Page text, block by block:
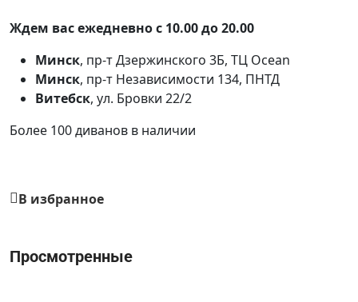
Ждем вас ежедневно с 10.00 до 20.00
Минск, пр-т Дзержинского 3Б, ТЦ Ocean
Минск, пр-т Независимости 134, ПНТД
Витебск, ул. Бровки 22/2
Более 100 диванов в наличии
В избранное
Просмотренные